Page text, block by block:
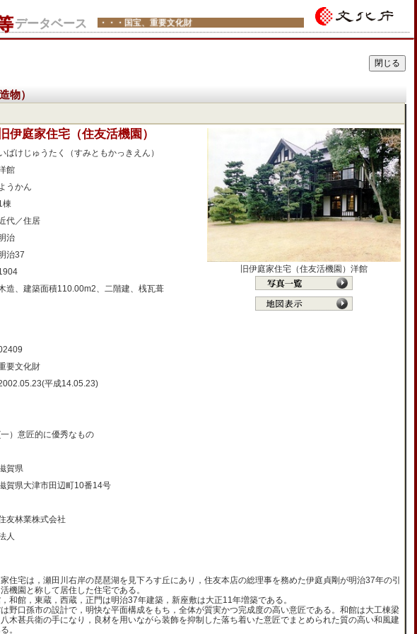
データベース ・・・国宝、重要文化財
物）
旧伊庭家住宅（住友活機園）
ばけじゅうたく（すみともかっきえん）
館
うかん
棟
代／住居
治
治37
造、建築面積110.00m2、二階建、桟瓦葺
要文化財
平成14.05.23)
）意匠的に優秀なもの
賀県
賀県大津市田辺町10番14号
友林業株式会社
人
旧伊庭家住宅（住友活機園）洋館
家住宅は，瀬田川右岸の琵琶湖を見下ろす丘にあり，住友本店の総理事を務めた伊庭貞剛が明治37年の引
機園と称して居住した住宅である。
和館，東蔵，西蔵，正門は明治37年建築，新座敷は大正11年増築である。
野口孫市の設計で，明快な平面構成をもち，全体が質実かつ完成度の高い意匠である。和館は大工棟梁
八木甚兵衛の手になり，良材を用いながら装飾を抑制した落ち着いた意匠でまとめられた質の高い和風建
。